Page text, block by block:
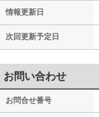
情報更新日
次回更新予定日
お問い合わせ
お問合せ番号